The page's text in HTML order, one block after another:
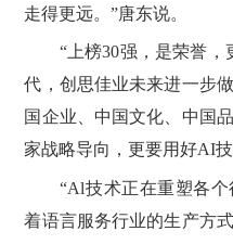
走得更远。”唐东说。
“上榜30强，是荣誉，
代，创思佳业未来进一步
国企业、中国文化、中国
家战略导向，更要用好AI
“Al技术正在重塑各个
着语言服务行业的生产方